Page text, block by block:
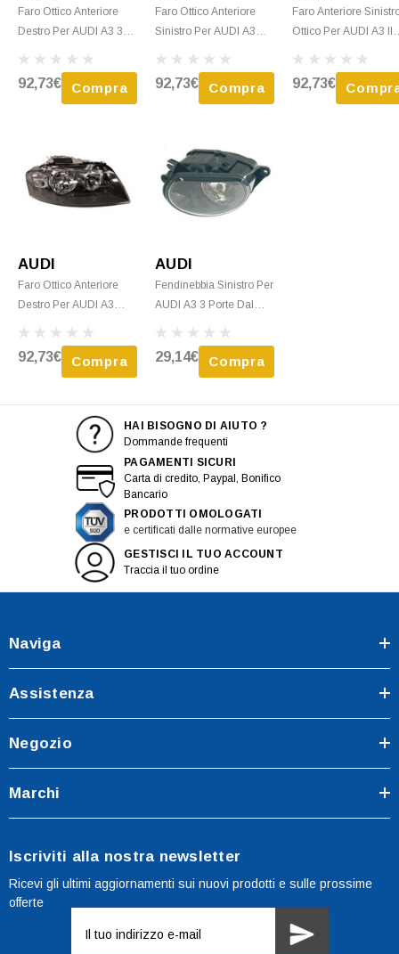
Faro Ottico Anteriore
Destro Per AUDI A3 3
H7+H7 Nuovo
92,73€ Compra
Faro Ottico Anteriore
Sinistro Per AUDI A3
Al 2008 H7+H7 Nuovo
92,73€ Compra
Faro Anteriore
Ottico Per AUDI A3 II
2008, H7+H7, Nuovo
92,73€
AUDI
Faro Ottico Anteriore
Destro Per AUDI A3
Al 2008 H7+H7 Nuovo
92,73€ Compra
AUDI
Fendinebbia Sinistro Per
AUDI A3 3 Porte Dal
29,14€ Compra
HAI BISOGNO DI AIUTO ?
Dommande frequenti
PAGAMENTI SICURI
Carta di credito, Paypal, Bonifico
Bancario
PRODOTTI OMOLOGATI
e certificati dalle normative europee
GESTISCI IL TUO ACCOUNT
Traccia il tuo ordine
Naviga
Assistenza
Negozio
Marchi
Iscriviti alla nostra newsletter
Ricevi gli ultimi aggiornamenti sui nuovi prodotti e sulle prossime
offerte